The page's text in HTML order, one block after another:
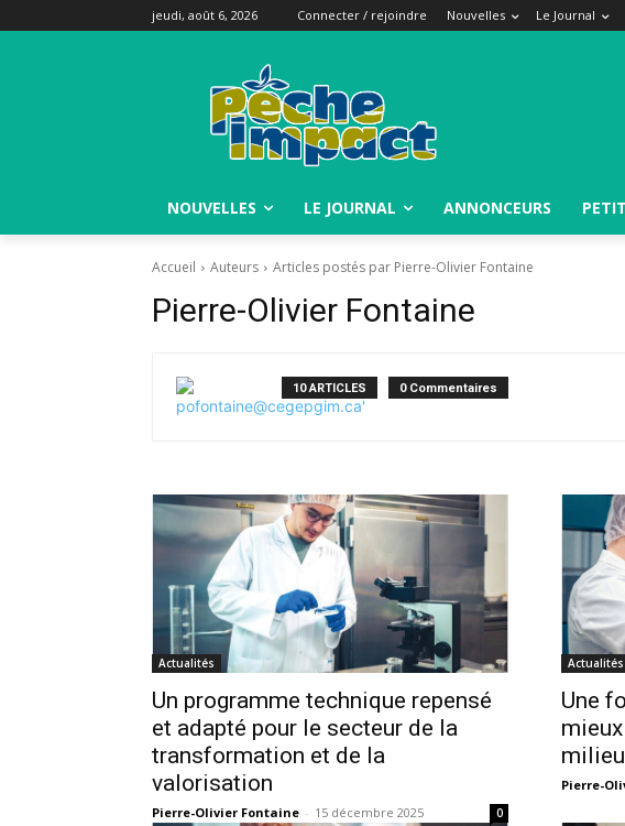
jeudi, août 6, 2026 Connecter / rejoindre Nouvelles Le Journal
NOUVELLES LE JOURNAL ANNONCEURS
Accueil Auteurs Articles postés par Pierre-Olivier Fontaine
Pierre-Olivier Fontaine
10 ARTICLES 0 Commentaires
Actualités
Un programme technique repensé
et adapté pour le secteur de la
transformation et de la
valorisation
Pierre-Olivier Fontaine - 15 décembre 2025 0
Actualités
Une
milieu
Pierre-